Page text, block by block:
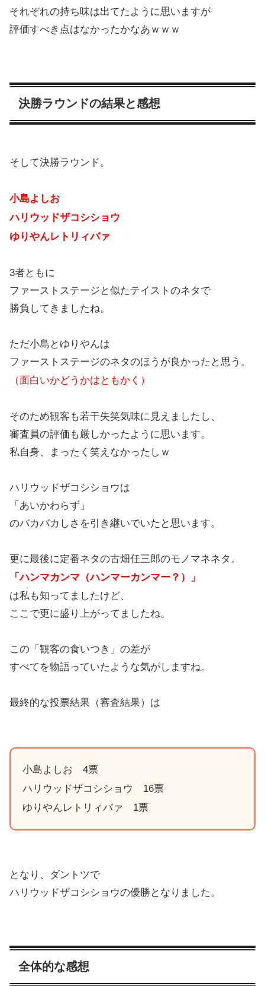
それぞれの持ち味は出てたように思いますが
評価すべき点はなかったかなあｗｗｗ
決勝ラウンドの結果と感想
そして決勝ラウンド。
小島よしお
ハリウッドザコシショウ
ゆりやんレトリィバァ
3者ともに
ファーストステージと似たテイストのネタで
勝負してきましたね。
ただ小島とゆりやんは
ファーストステージのネタのほうが良かったと思う。
（面白いかどうかはともかく）
そのため観客も若干失笑気味に見えましたし、
審査員の評価も厳しかったように思います。
私自身、まったく笑えなかったしｗ
ハリウッドザコシショウは
「あいかわらず」
のバカバカしさを引き継いでいたと思います。
更に最後に定番ネタの古畑任三郎のモノマネネタ。
「ハンマカンマ（ハンマーカンマー？）」
は私も知ってましたけど、
ここで更に盛り上がってましたね。
この「観客の食いつき」の差が
すべてを物語っていたような気がしますね。
最終的な投票結果（審査結果）は
小島よしお 4票
ハリウッドザコシショウ 16票
ゆりやんレトリィバァ 1票
となり、ダントツで
ハリウッドザコシショウの優勝となりました。
全体的な感想